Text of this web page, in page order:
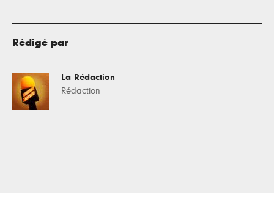
Rédigé par
La Rédaction
Rédaction